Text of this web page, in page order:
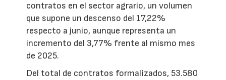
contratos en el sector agrario, un volumen
que supone un descenso del 17,22%
respecto a junio, aunque representa un
incremento del 3,77% frente al mismo mes
de 2025.
Del total de contratos formalizados, 53.580